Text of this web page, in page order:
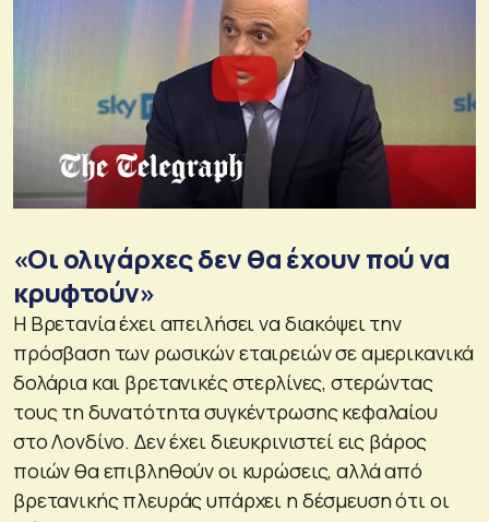
«Οι ολιγάρχες δεν θα έχουν πού να
κρυφτούν»
Η Βρετανία έχει απειλήσει να διακόψει την
πρόσβαση των ρωσικών εταιρειών σε αμερικανικά
δολάρια και βρετανικές στερλίνες, στερώντας
τους τη δυνατότητα συγκέντρωσης κεφαλαίου
στο Λονδίνο. Δεν έχει διευκρινιστεί εις βάρος
ποιών θα επιβληθούν οι κυρώσεις, αλλά από
βρετανικής πλευράς υπάρχει η δέσμευση ότι οι